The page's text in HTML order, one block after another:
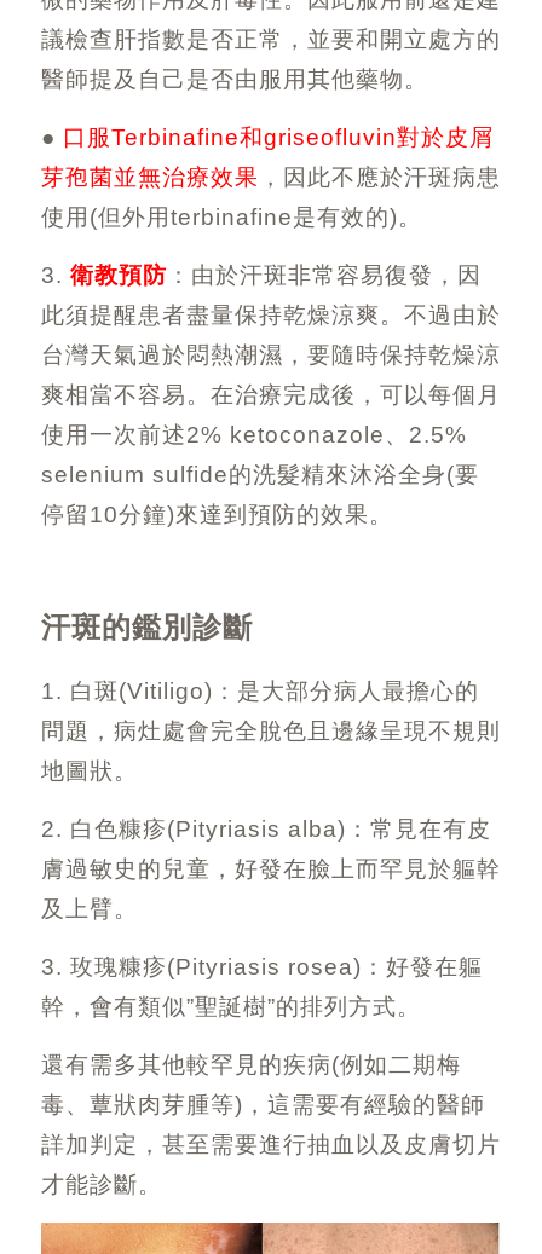
議檢查肝指數是否正常，並要和開立處方的
醫師提及自己是否由服用其他藥物。
● 口服Terbinafine和griseofluvin對於皮屑
芽孢菌並無治療效果 ，因此不應於汗斑病患
使用 (但外用terbinafine是有效的)。
3. 衛教預防：由於汗斑非常容易復發，因
此須提醒患者盡量保持乾燥涼爽。不過由於
台灣天氣過於悶熱潮濕，要隨時保持乾燥涼
爽相當不容易。在治療完成後，可以每個月
使用一次前述2% ketoconazole、 2.5%
selenium sulfide的洗髮精來沐浴全身(要
停留10分鐘)來達到預防的效果。
汗斑的鑑別診斷
1. 白斑(Vitiligo) ：是大部分病人最擔心的
問題，病灶處會完全脫色且邊緣呈現不規則
地圖狀。
2. 白色糠疹(Pityriasis alba) ：常見在有皮
膚過敏史的兒童，好發在臉上而罕見於軀幹
及上臂。
3. 玫瑰糠疹(Pityriasis rosea) ：好發在軀
幹，會有類似”聖誕樹”的排列方式。
還有需多其他較罕見的疾病(例如二期梅
毒、 蕈狀肉芽腫等) ，這需要有經驗的醫師
詳加判定，甚至需要進行抽血以及皮膚切片
才能診斷。